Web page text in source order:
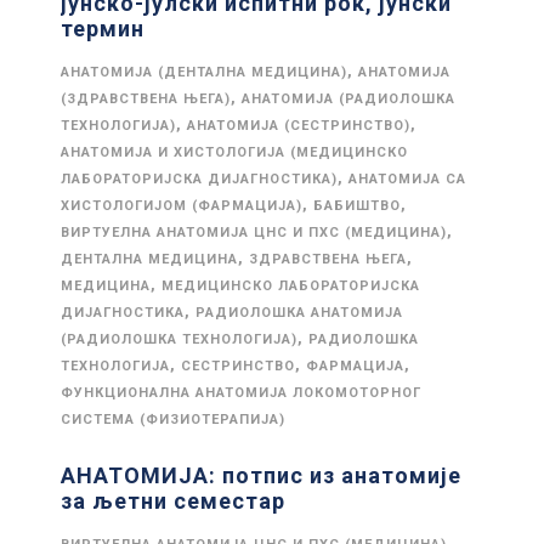
термин
АНАТОМИЈА (ДЕНТАЛНА МЕДИЦИНА), АНАТОМИЈА
(ЗДРАВСТВЕНА ЊЕГА), АНАТОМИЈА (РАДИОЛОШКА
ТЕХНОЛОГИЈА), АНАТОМИЈА (СЕСТРИНСТВО),
АНАТОМИЈА И ХИСТОЛОГИЈА (МЕДИЦИНСКО
ЛАБОРАТОРИЈСКА ДИЈАГНОСТИКА), АНАТОМИЈА СА
ХИСТОЛОГИЈОМ (ФАРМАЦИЈА), БАБИШТВО,
ВИРТУЕЛНА АНАТОМИЈА ЦНС И ПХС (МЕДИЦИНА),
ДЕНТАЛНА МЕДИЦИНА, ЗДРАВСТВЕНА ЊЕГА,
МЕДИЦИНА, МЕДИЦИНСКО ЛАБОРАТОРИЈСКА
ДИЈАГНОСТИКА, РАДИОЛОШКА АНАТОМИЈА
(РАДИОЛОШКА ТЕХНОЛОГИЈА), РАДИОЛОШКА
ТЕХНОЛОГИЈА, СЕСТРИНСТВО, ФАРМАЦИЈА,
ФУНКЦИОНАЛНА АНАТОМИЈА ЛОКОМОТОРНОГ
СИСТЕМА (ФИЗИОТЕРАПИЈА)
АНАТОМИЈА: потпис из анатомије
за љетни семестар